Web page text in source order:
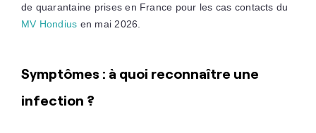
de quarantaine prises en France pour les cas contacts du
MV Hondius en mai 2026.
Symptômes : à quoi reconnaître une
infection ?